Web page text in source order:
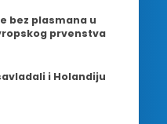
bez plasmana u
prvenstva
i Holandiju